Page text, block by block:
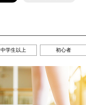
中学生以上 初心者